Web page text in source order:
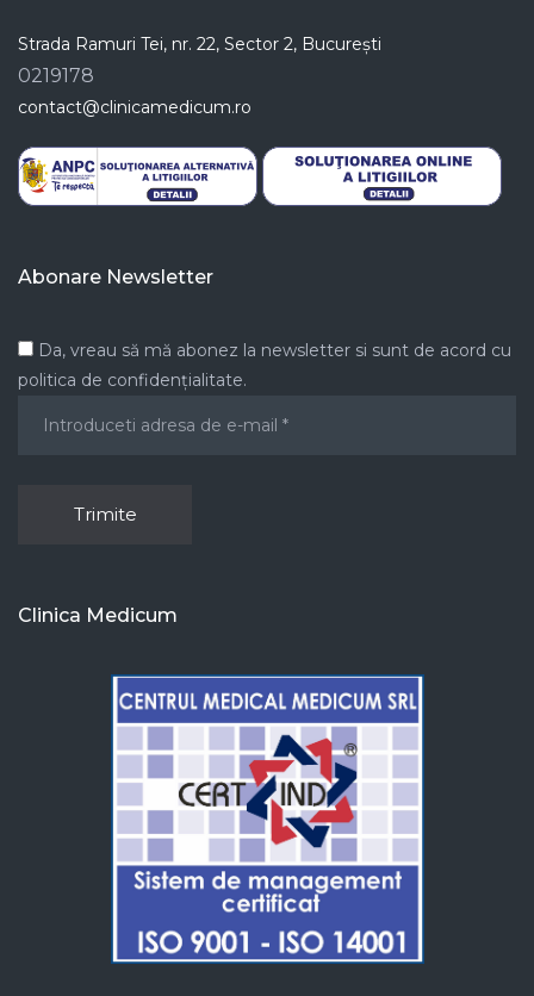
Strada Ramuri Tei, nr. 22, Sector 2, București
0219178
contact@clinicamedicum.ro
Abonare Newsletter
Da, vreau să mă abonez la newsletter si sunt de acord cu
politica de confidențialitate.
Clinica Medicum